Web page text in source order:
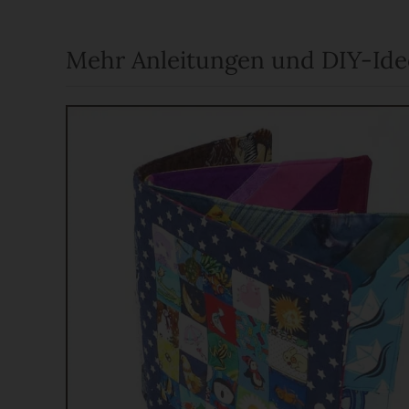
Mehr Anleitungen und DIY-